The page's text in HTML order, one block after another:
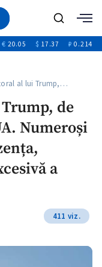
Ştiri
Video
Blog
€ 20.05 $ 17.37 ₽ 0.214
al lui Trump,…
de
Numeroși
a
411 viz.